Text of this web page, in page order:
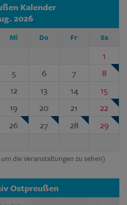
Kalender
2026
Mi Do Fr Sa
1
5 6 7
8
12 13 14
15
19 20 21
22
26 27 28
29
die Veranstaltungen zu sehen)
Ostpreußen